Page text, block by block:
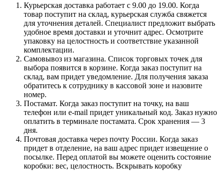
Курьерская доставка работает с 9.00 до 19.00. Когда
товар поступит на склад, курьерская служба свяжется
для уточнения деталей. Специалист предложит выбрать
удобное время доставки и уточнит адрес. Осмотрите
упаковку на целостность и соответствие указанной
комплектации.
Самовывоз из магазина. Список торговых точек для
выбора появится в корзине. Когда заказ поступит на
склад, вам придет уведомление. Для получения заказа
обратитесь к сотруднику в кассовой зоне и назовите
номер.
Постамат. Когда заказ поступит на точку, на ваш
телефон или e-mail придет уникальный код. Заказ нужно
оплатить в терминале постамата. Срок хранения — 3
дня.
Почтовая доставка через почту России. Когда заказ
придет в отделение, на ваш адрес придет извещение о
посылке. Перед оплатой вы можете оценить состояние
коробки: вес, целостность. Вскрывать коробку